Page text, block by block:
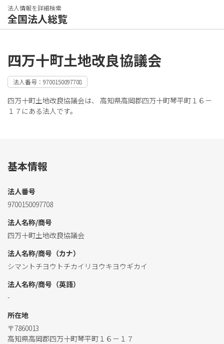
法人情報を詳細検索
全国法人総覧
四万十町土地改良協議会
法人番号：9700150097708
四万十町土地改良協議会は、 高知県高岡郡四万十町琴平町１６－
１７にある法人です。
基本情報
法人番号
9700150097708
法人名称/商号
四万十町土地改良協議会
法人名称/商号（カナ）
シマントチヨウトチカイリヨウキヨウギカイ
法人名称/商号（英語）
-
所在地
〒7860013
高知県高岡郡四万十町琴平町１６－１７